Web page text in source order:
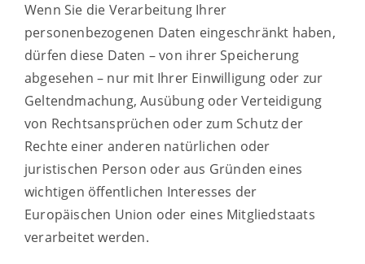
Wenn Sie die Verarbeitung Ihrer
personenbezogenen Daten eingeschränkt haben,
dürfen diese Daten – von ihrer Speicherung
abgesehen – nur mit Ihrer Einwilligung oder zur
Geltendmachung, Ausübung oder Verteidigung
von Rechtsansprüchen oder zum Schutz der
Rechte einer anderen natürlichen oder
juristischen Person oder aus Gründen eines
wichtigen öffentlichen Interesses der
Europäischen Union oder eines Mitgliedstaats
verarbeitet werden.